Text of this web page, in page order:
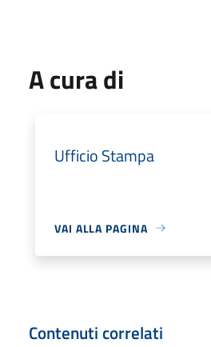
A cura di
Ufficio Stampa
VAI ALLA PAGINA
Contenuti correlati